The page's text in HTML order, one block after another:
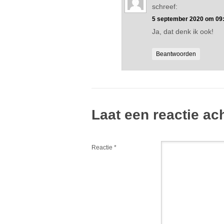
schreef:
5 september 2020 om
Ja, dat denk ik ook!
Beantwoorden
Laat een reactie
Reactie *